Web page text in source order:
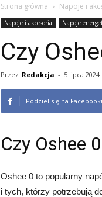
Strona główna Napoje i
Napoje i akcesoria Napoje
Czy
Przez Redakcja - 5 lipca 2024
Podziel się na
Czy Oshee
Oshee 0 to popularny
i tych, którzy potrzebują